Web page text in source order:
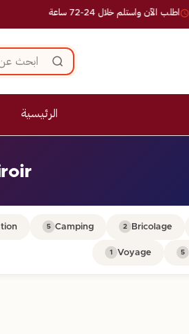
اطلب الآن واستلم خلال 24-72 ساعة
الرئيسية
Bricolage
2
Camping
5
5
Voyage
1